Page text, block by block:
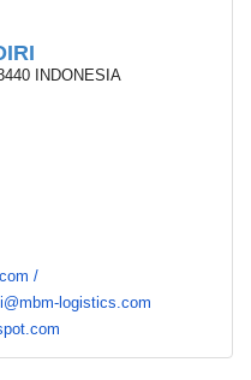
INDONESIA
/
logistics.com